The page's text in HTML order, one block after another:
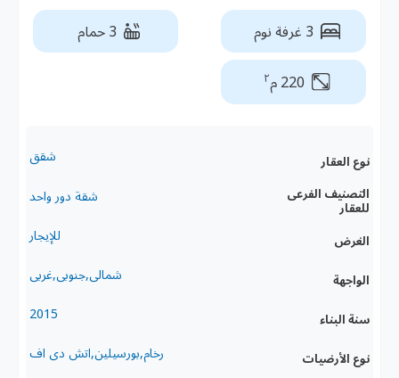
3 غرفة نوم 3 حمام
220 م ٢
نوع العقار شقق
التصنيف الفرعى
للعقار
شقة دور واحد
الغرض للإيجار
الواجهة شمالى,جنوبى,غربى
سنة البناء 2015
نوع الأرضيات رخام,بورسيلين,اتش دى اف